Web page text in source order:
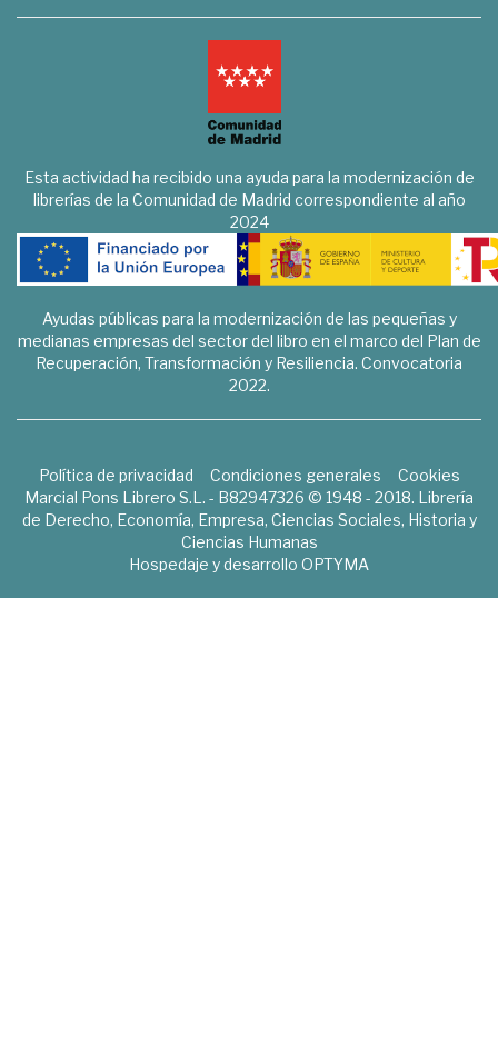
Esta actividad ha recibido una ayuda para la modernización de
librerías de la Comunidad de Madrid correspondiente al año
2024
Ayudas públicas para la modernización de las pequeñas y
medianas empresas del sector del libro en el marco del Plan de
Recuperación, Transformación y Resiliencia. Convocatoria
2022.
Política de privacidad Condiciones generales
Cookies
Marcial Pons Librero S.L. - B82947326 © 1948 - 2018. Librería
de Derecho, Economía, Empresa, Ciencias Sociales, Historia y
Ciencias Humanas
Hospedaje y desarrollo OPTYMA